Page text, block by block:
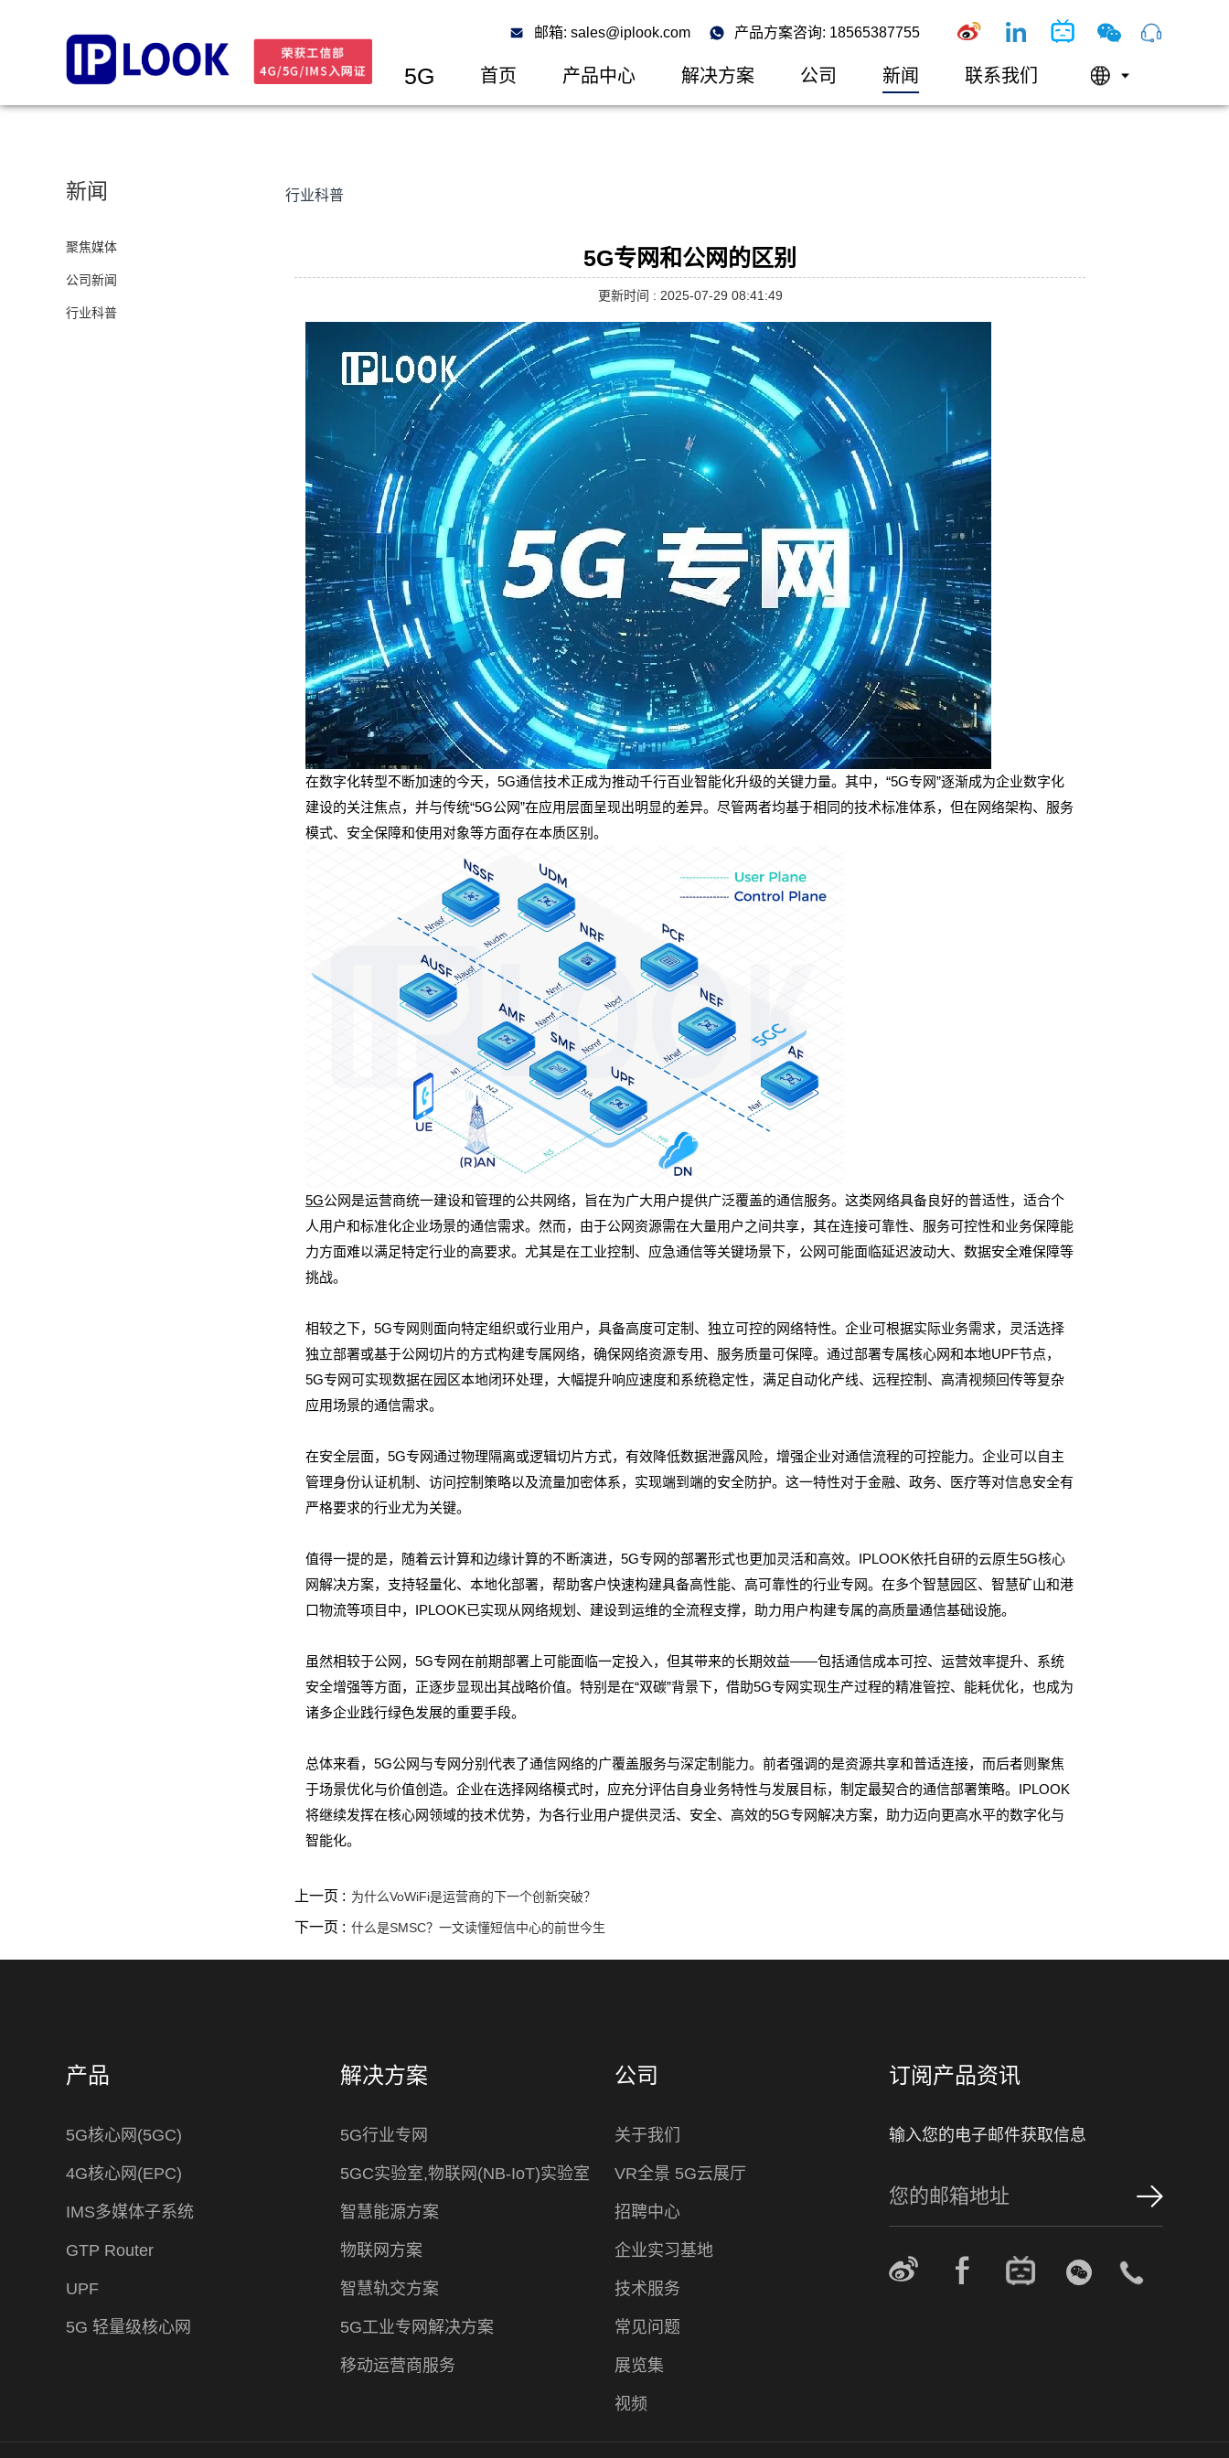
邮箱: sales@iplook.com 产品方案咨询: 18565387755
5G 首页 产品中心 解决方案 公司 新闻 联系我们
新闻
聚焦媒体
公司新闻
行业科普
行业科普
5G专网和公网的区别
更新时间 : 2025-07-29 08:41:49
在数字化转型不断加速的今天，5G通信技术正成为推动千行百业智能化升级的关键力量。其中，“5G专网”逐渐成为企业数字化
建设的关注焦点，并与传统“5G公网”在应用层面呈现出明显的差异。尽管两者均基于相同的技术标准体系，但在网络架构、服务
模式、安全保障和使用对象等方面存在本质区别。
5G公网是运营商统一建设和管理的公共网络，旨在为广大用户提供广泛覆盖的通信服务。这类网络具备良好的普适性，适合个
人用户和标准化企业场景的通信需求。然而，由于公网资源需在大量用户之间共享，其在连接可靠性、服务可控性和业务保障能
力方面难以满足特定行业的高要求。尤其是在工业控制、应急通信等关键场景下，公网可能面临延迟波动大、数据安全难保障等
挑战。
相较之下，5G专网则面向特定组织或行业用户，具备高度可定制、独立可控的网络特性。企业可根据实际业务需求，灵活选择
独立部署或基于公网切片的方式构建专属网络，确保网络资源专用、服务质量可保障。通过部署专属核心网和本地UPF节点，
5G专网可实现数据在园区本地闭环处理，大幅提升响应速度和系统稳定性，满足自动化产线、远程控制、高清视频回传等复杂
应用场景的通信需求。
在安全层面，5G专网通过物理隔离或逻辑切片方式，有效降低数据泄露风险，增强企业对通信流程的可控能力。企业可以自主
管理身份认证机制、访问控制策略以及流量加密体系，实现端到端的安全防护。这一特性对于金融、政务、医疗等对信息安全有
严格要求的行业尤为关键。
值得一提的是，随着云计算和边缘计算的不断演进，5G专网的部署形式也更加灵活和高效。IPLOOK依托自研的云原生5G核心
网解决方案，支持轻量化、本地化部署，帮助客户快速构建具备高性能、高可靠性的行业专网。在多个智慧园区、智慧矿山和港
口物流等项目中，IPLOOK已实现从网络规划、建设到运维的全流程支撑，助力用户构建专属的高质量通信基础设施。
虽然相较于公网，5G专网在前期部署上可能面临一定投入，但其带来的长期效益——包括通信成本可控、运营效率提升、系统
安全增强等方面，正逐步显现出其战略价值。特别是在“双碳”背景下，借助5G专网实现生产过程的精准管控、能耗优化，也成为
诸多企业践行绿色发展的重要手段。
总体来看，5G公网与专网分别代表了通信网络的广覆盖服务与深定制能力。前者强调的是资源共享和普适连接，而后者则聚焦
于场景优化与价值创造。企业在选择网络模式时，应充分评估自身业务特性与发展目标，制定最契合的通信部署策略。IPLOOK
将继续发挥在核心网领域的技术优势，为各行业用户提供灵活、安全、高效的5G专网解决方案，助力迈向更高水平的数字化与
智能化。
上一页 : 为什么VoWiFi是运营商的下一个创新突破？
下一页 : 什么是SMSC？一文读懂短信中心的前世今生
产品
5G核心网(5GC)
4G核心网(EPC)
IMS多媒体子系统
GTP Router
UPF
5G 轻量级核心网
解决方案
5G行业专网
5GC实验室,物联网(NB-IoT)实验室
智慧能源方案
物联网方案
智慧轨交方案
5G工业专网解决方案
移动运营商服务
公司
关于我们
VR全景 5G云展厅
招聘中心
企业实习基地
技术服务
常见问题
展览集
视频
订阅产品资讯
输入您的电子邮件获取信息